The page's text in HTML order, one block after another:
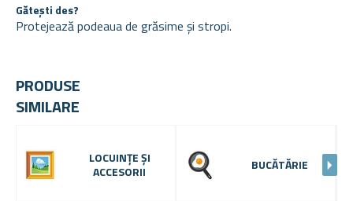
Gătești des?
Protejează podeaua de grăsime și stropi.
PRODUSE
SIMILARE
LOCUINȚE ȘI
ACCESORII
BUCĂTĂRIE